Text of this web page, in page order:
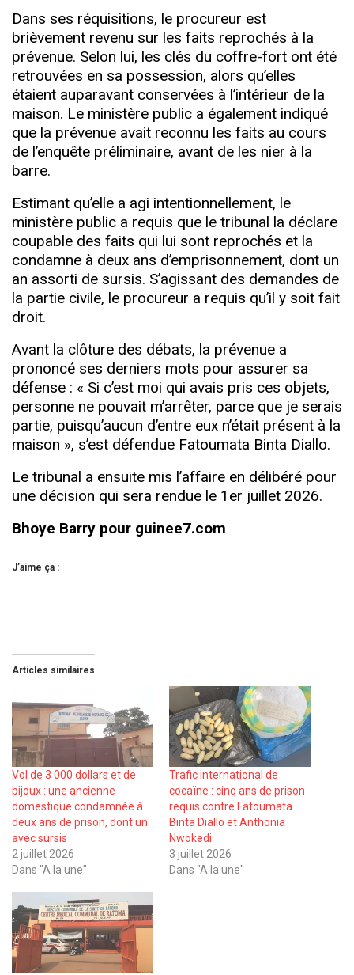
Dans ses réquisitions, le procureur est
brièvement revenu sur les faits reprochés à la
prévenue. Selon lui, les clés du coffre-fort ont été
retrouvées en sa possession, alors qu’elles
étaient auparavant conservées à l’intérieur de la
maison. Le ministère public a également indiqué
que la prévenue avait reconnu les faits au cours
de l’enquête préliminaire, avant de les nier à la
barre.
Estimant qu’elle a agi intentionnellement, le
ministère public a requis que le tribunal la déclare
coupable des faits qui lui sont reprochés et la
condamne à deux ans d’emprisonnement, dont un
an assorti de sursis. S’agissant des demandes de
la partie civile, le procureur a requis qu’il y soit fait
droit.
Avant la clôture des débats, la prévenue a
prononcé ses derniers mots pour assurer sa
défense : « Si c’est moi qui avais pris ces objets,
personne ne pouvait m’arrêter, parce que je serais
partie, puisqu’aucun d’entre eux n’était présent à la
maison », s’est défendue Fatoumata Binta Diallo.
Le tribunal a ensuite mis l’affaire en délibéré pour
une décision qui sera rendue le 1er juillet 2026.
Bhoye Barry pour guinee7.com
J’aime ça :
Articles similaires
Vol de 3 000 dollars et de
bijoux : une ancienne
domestique condamnée à
deux ans de prison, dont un
avec sursis
2 juillet 2026
Dans "A la une"
Trafic international de
cocaïne : cinq ans de prison
requis contre Fatoumata
Binta Diallo et Anthonia
Nwokedi
3 juillet 2026
Dans "A la une"